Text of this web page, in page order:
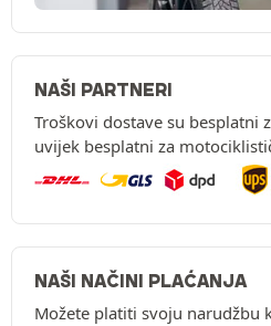
NAŠI PARTNERI
Troškovi dostave su besplatni
uvijek besplatni za
NAŠI NAČINI PLAĆANJA
Možete platiti svoju narudžbu